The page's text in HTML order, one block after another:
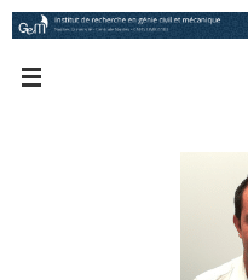
Passer
au